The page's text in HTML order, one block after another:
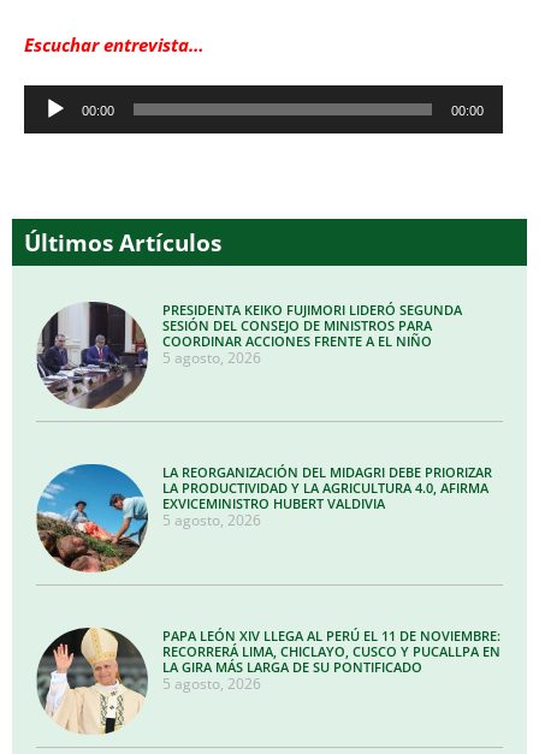
Escuchar entrevista…
Reproductor
00:00 00:00
Últimos Artículos
PRESIDENTA KEIKO FUJIMORI LIDERÓ SEGUNDA
SESIÓN DEL CONSEJO DE MINISTROS PARA
COORDINAR ACCIONES FRENTE A EL NIÑO
5 agosto, 2026
LA REORGANIZACIÓN DEL MIDAGRI DEBE PRIORIZAR
LA PRODUCTIVIDAD Y LA AGRICULTURA 4.0, AFIRMA
EXVICEMINISTRO HUBERT VALDIVIA
5 agosto, 2026
PAPA LEÓN XIV LLEGA AL PERÚ EL 11 DE NOVIEMBRE:
RECORRERÁ LIMA, CHICLAYO, CUSCO Y PUCALLPA EN
LA GIRA MÁS LARGA DE SU PONTIFICADO
5 agosto, 2026